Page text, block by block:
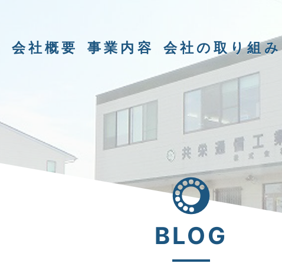
会社概要 事業内容 会社の取り組み
BLOG